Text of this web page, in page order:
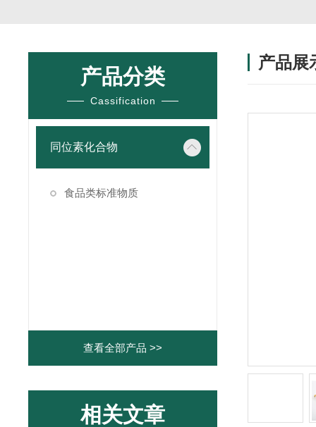
产品分类
Cassification
同位素化合物
食品类标准物质
查看全部产品 >>
相关文章
产品展